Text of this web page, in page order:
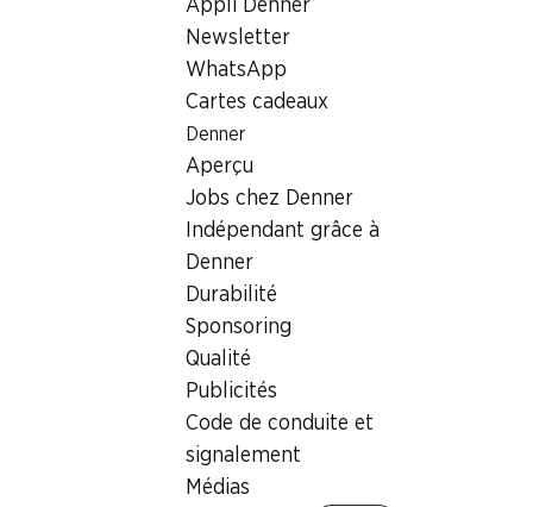
Appli Denner
Newsletter
WhatsApp
Cartes cadeaux
Denner
Aperçu
Jobs chez Denner
Indépendant grâce à
Denner
Durabilité
Sponsoring
Qualité
Publicités
Code de conduite et
signalement
Médias
Bon à savoir